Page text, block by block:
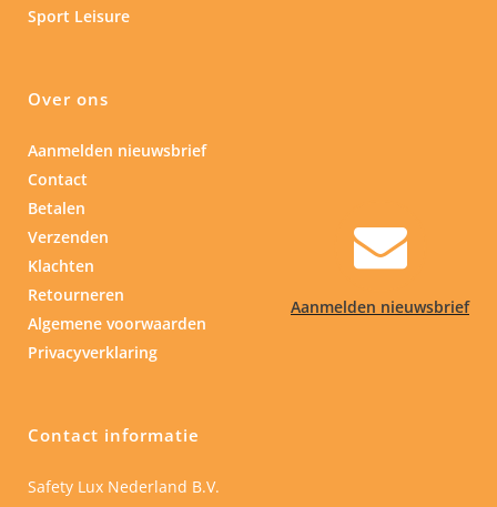
Aanmelden nieuwsbrief
Sport Leisure
Over ons
Aanmelden nieuwsbrief
Contact
Betalen
Verzenden
Klachten
Retourneren
Algemene voorwaarden
Privacyverklaring
Contact informatie
Safety Lux Nederland B.V.